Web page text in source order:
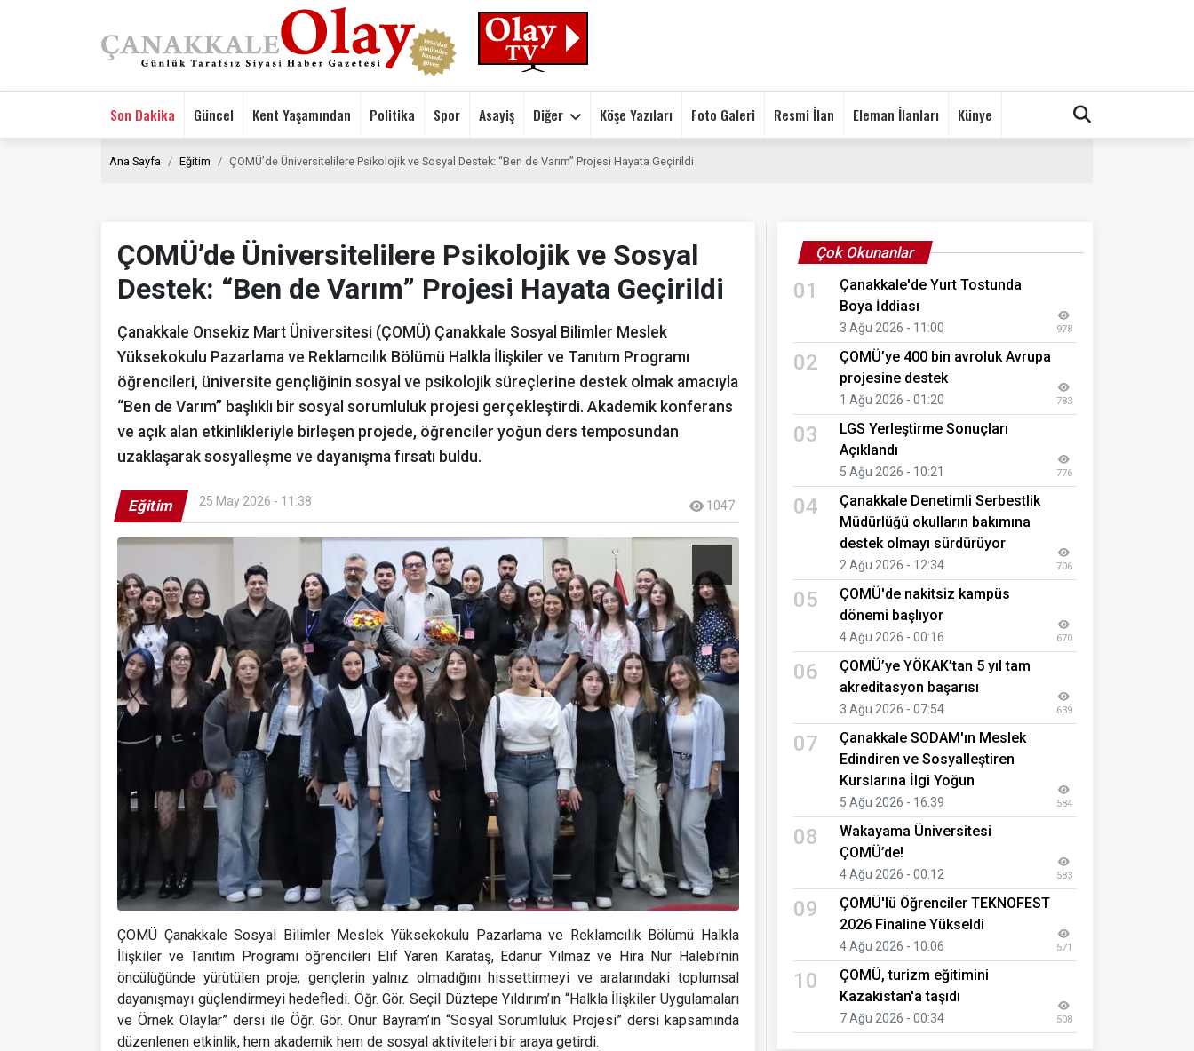
Son Dakika Güncel Kent Yaşamından Politika Spor Asayiş Diğer Köşe Yazıları Foto Galeri Resmi İlan Eleman İlanları Künye
Ana Sayfa Eğitim ÇOMÜ’de Üniversitelilere Psikolojik ve Sosyal Destek: “Ben de Varım” Projesi Hayata Geçirildi
ÇOMÜ’de Üniversitelilere Psikolojik ve Sosyal
Destek: “Ben de Varım” Projesi Hayata Geçirildi
Çanakkale Onsekiz Mart Üniversitesi (ÇOMÜ) Çanakkale Sosyal Bilimler Meslek
Yüksekokulu Pazarlama ve Reklamcılık Bölümü Halkla İlişkiler ve Tanıtım Programı
öğrencileri, üniversite gençliğinin sosyal ve psikolojik süreçlerine destek olmak amacıyla
“Ben de Varım” başlıklı bir sosyal sorumluluk projesi gerçekleştirdi. Akademik konferans
ve açık alan etkinlikleriyle birleşen projede, öğrenciler yoğun ders temposundan
uzaklaşarak sosyalleşme ve dayanışma fırsatı buldu.
Eğitim 25 May 2026 - 11:38 1047
ÇOMÜ Çanakkale Sosyal Bilimler Meslek Yüksekokulu Pazarlama ve Reklamcılık Bölümü Halkla
İlişkiler ve Tanıtım Programı öğrencileri Elif Yaren Karataş, Edanur Yılmaz ve Hira Nur Halebi’nin
öncülüğünde yürütülen proje; gençlerin yalnız olmadığını hissettirmeyi ve aralarındaki toplumsal
dayanışmayı güçlendirmeyi hedefledi. Öğr. Gör. Seçil Düztepe Yıldırım’ın “Halkla İlişkiler Uygulamaları
ve Örnek Olaylar” dersi ile Öğr. Gör. Onur Bayram’ın “Sosyal Sorumluluk Projesi” dersi kapsamında
düzenlenen etkinlik, hem akademik hem de sosyal aktiviteleri bir araya getirdi.
Çok Okunanlar
01
Çanakkale'de Yurt Tostunda
Boya İddiası
3 Ağu 2026 - 11:00 978
02
ÇOMÜ’ye 400 bin avroluk Avrupa
projesine destek
1 Ağu 2026 - 01:20 783
03
LGS Yerleştirme Sonuçları
Açıklandı
5 Ağu 2026 - 10:21 776
04
Çanakkale Denetimli Serbestlik
Müdürlüğü okulların bakımına
destek olmayı sürdürüyor
2 Ağu 2026 - 12:34 706
05
ÇOMÜ'de nakitsiz kampüs
dönemi başlıyor
4 Ağu 2026 - 00:16 670
06
ÇOMÜ’ye YÖKAK’tan 5 yıl tam
akreditasyon başarısı
3 Ağu 2026 - 07:54 639
07
Çanakkale SODAM'ın Meslek
Edindiren ve Sosyalleştiren
Kurslarına İlgi Yoğun
5 Ağu 2026 - 16:39 584
08
Wakayama Üniversitesi
ÇOMÜ’de!
4 Ağu 2026 - 00:12 583
09
ÇOMÜ'lü Öğrenciler TEKNOFEST
2026 Finaline Yükseldi
4 Ağu 2026 - 10:06 571
10
ÇOMÜ, turizm eğitimini
Kazakistan'a taşıdı
7 Ağu 2026 - 00:34 508